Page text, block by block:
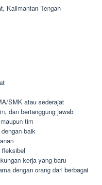
Kalimantan Tengah
SMK atau sederajat
dan bertanggung jawab
tim
baik
fleksibel
kerja yang baru
dengan orang dari berbagai